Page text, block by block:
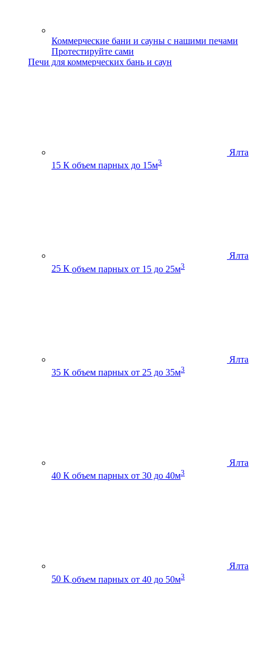
Коммерческие бани и сауны с нашими печами
Протестируйте сами
Печи для коммерческих бань и саун
Ялта
15 К объем парных до 15м3
Ялта
25 К объем парных от 15 до 25м3
Ялта
35 К объем парных от 25 до 35м3
Ялта
40 К объем парных от 30 до 40м3
Ялта
50 К объем парных от 40 до 50м3